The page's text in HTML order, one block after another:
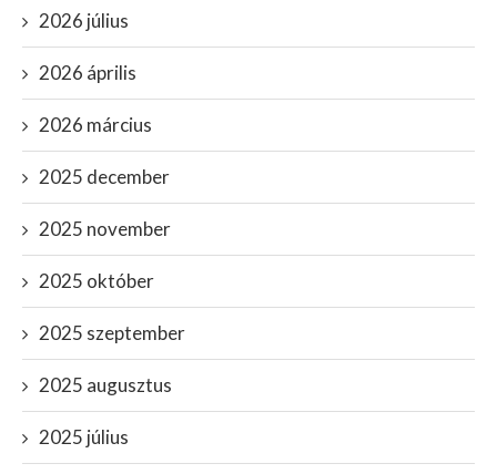
2026 július
2026 április
2026 március
2025 december
2025 november
2025 október
2025 szeptember
2025 augusztus
2025 július